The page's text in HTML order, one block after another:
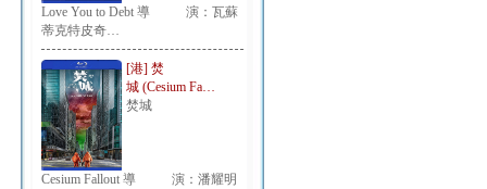
Love You to Debt 導 演：瓦蘇
蒂克特皮奇…
[港] 焚
城 (Cesium Fa…
焚城
Cesium Fallout 導 演：潘耀明